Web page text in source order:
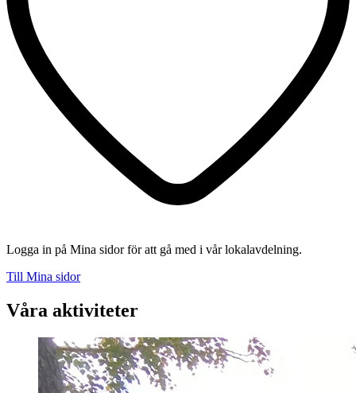
Logga in på Mina sidor för att gå med i vår lokalavdelning.
Till Mina sidor
Våra aktiviteter